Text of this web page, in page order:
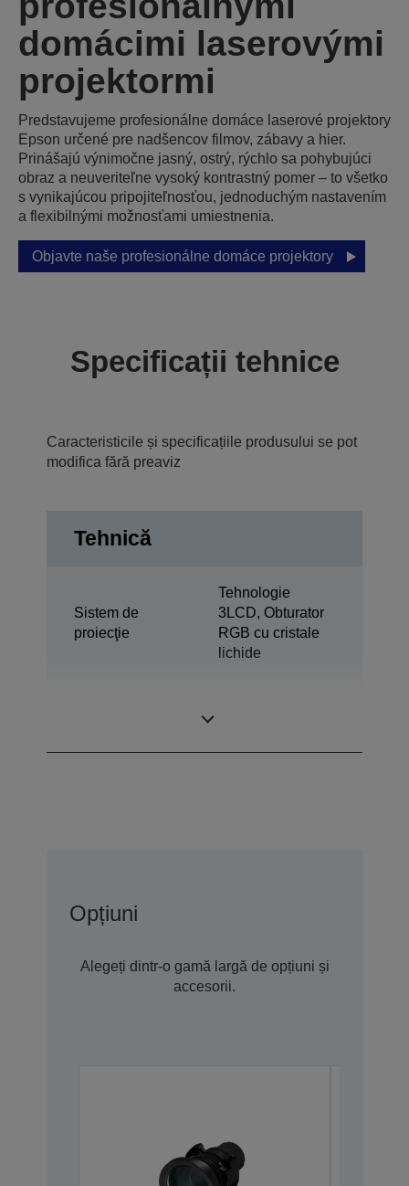
domácimi laserovými
projektormi
Predstavujeme profesionálne domáce laserové projektory
Epson určené pre nadšencov filmov, zábavy a hier.
Prinášajú výnimočne jasný, ostrý, rýchlo sa pohybujúci
obraz a neuveriteľne vysoký kontrastný pomer – to všetko
s vynikajúcou pripojiteľnosťou, jednoduchým nastavením
a flexibilnými možnosťami umiestnenia.
Objavte naše profesionálne domáce projektory
Specificații tehnice
Caracteristicile și specificațiile produsului se pot
modifica fără preaviz
Tehnică
Sistem de
proiecţie
Tehnologie
3LCD, Obturator
RGB cu cristale
lichide
Opțiuni
Alegeți dintr-o gamă largă de opțiuni și
accesorii.